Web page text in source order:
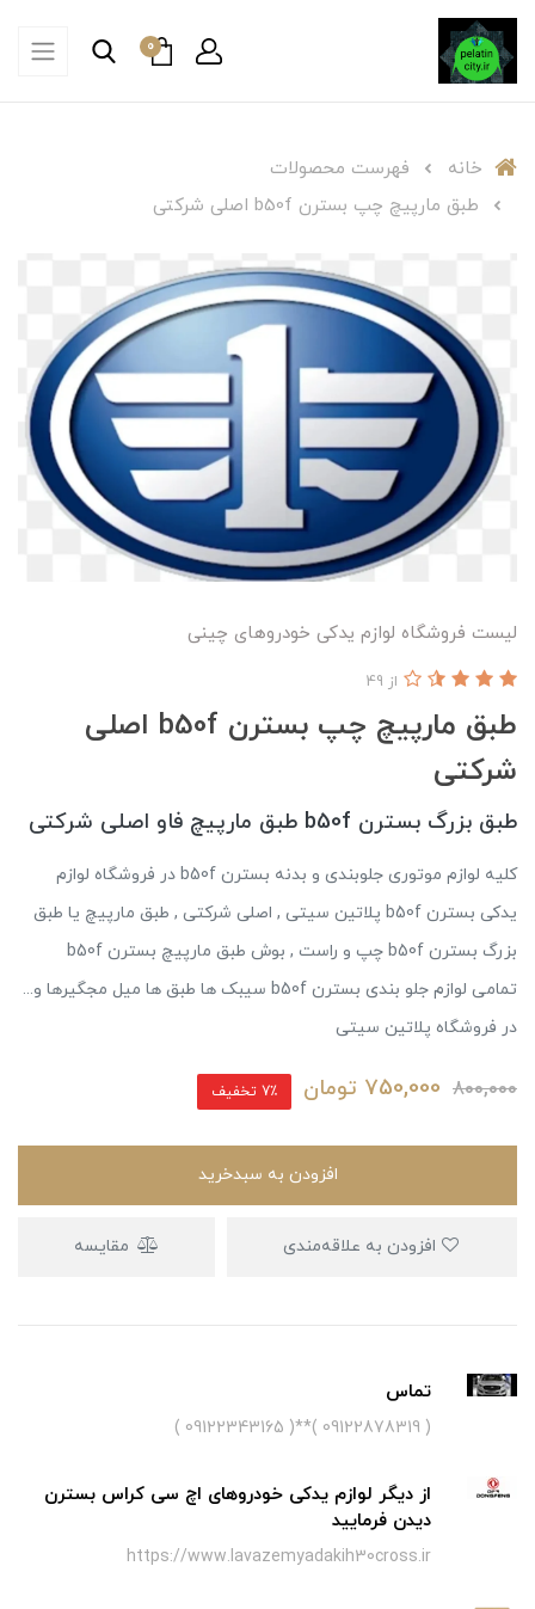
0
خانه
فهرست محصولات
طبق مارپیچ چپ بسترن b50f اصلی شرکتی
لیست فروشگاه لوازم یدکی خودروهای چینی
طبق مارپیچ چپ بسترن b50f اصلی
شرکتی
از 49
طبق بزرگ بسترن b50f طبق مارپیچ فاو اصلی شرکتی
کلیه لوازم موتوری جلوبندی و بدنه بسترن b50f در فروشگاه لوازم
یدکی بسترن b50f پلاتین سیتی , اصلی شرکتی , طبق مارپیچ یا طبق
بزرگ بسترن b50f چپ و راست , بوش طبق مارپیچ بسترن b50f
تمامی لوازم جلو بندی بسترن b50f سیبک ها طبق ها میل مجگیرها و...
در فروشگاه پلاتین سیتی
800,000
750,000 تومان 7٪ تخفیف
افزودن به سبدخرید
مقایسه
تماس
( 09122878319 )**( 09122343165 )
از دیگر لوازم یدکی خودروهای اچ سی کراس بسترن
دیدن فرمایید
https://www.lavazemyadakih30cross.ir